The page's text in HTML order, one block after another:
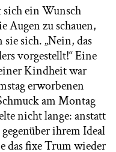
ein Wunsch
Augen zu schauen,
sie sich. „Nein, das
vorgestellt!“ Eine
Kindheit war
erworbenen
am Montag
nicht lange: anstatt
ihrem Ideal
das fixe Trum wieder